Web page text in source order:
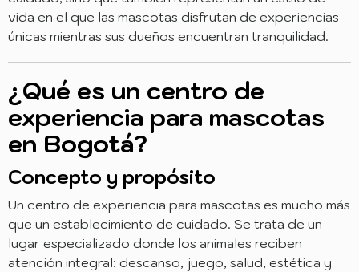
vida en el que las mascotas disfrutan de experiencias
únicas mientras sus dueños encuentran tranquilidad.
¿Qué es un centro de
experiencia para mascotas
en Bogotá?
Concepto y propósito
Un centro de experiencia para mascotas es mucho más
que un establecimiento de cuidado. Se trata de un
lugar especializado donde los animales reciben
atención integral: descanso, juego, salud, estética y